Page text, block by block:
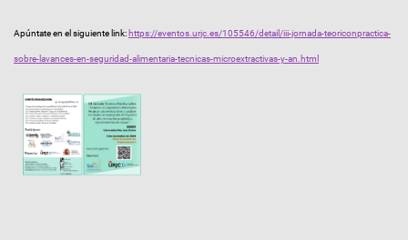
Apúntate en el siguiente link: https://eventos.urjc.es/105546/detail/iii-jornada-teoriconpractica-
sobre-lavances-en-seguridad-alimentaria-tecnicas-microextractivas-y-an.html